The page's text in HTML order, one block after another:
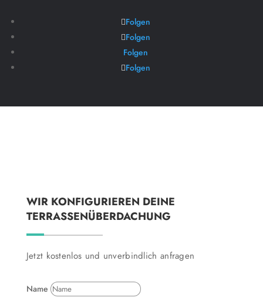
Folgen
Folgen
Folgen
Folgen
WIR KONFIGURIEREN DEINE
TERRASSENÜBERDACHUNG
Jetzt kostenlos und unverbindlich anfragen
Name